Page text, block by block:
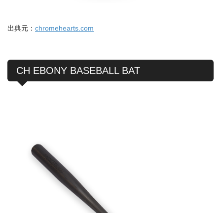
出典元： chromehearts.com
CH EBONY BASEBALL BAT